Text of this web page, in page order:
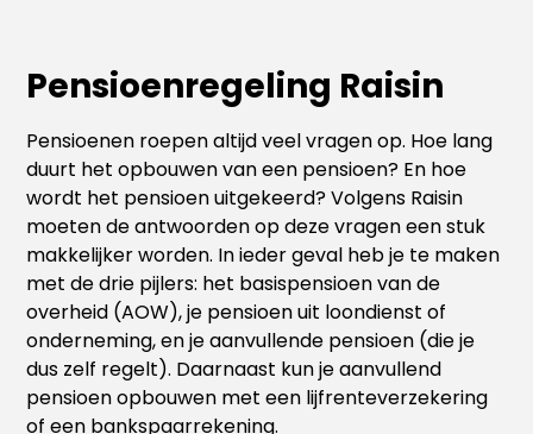
Pensioenregeling Raisin
Pensioenen roepen altijd veel vragen op. Hoe lang
duurt het opbouwen van een pensioen? En hoe
wordt het pensioen uitgekeerd? Volgens Raisin
moeten de antwoorden op deze vragen een stuk
makkelijker worden. In ieder geval heb je te maken
met de drie pijlers: het basispensioen van de
overheid (AOW), je pensioen uit loondienst of
onderneming, en je aanvullende pensioen (die je
dus zelf regelt). Daarnaast kun je aanvullend
pensioen opbouwen met een lijfrenteverzekering
of een bankspaarrekening.